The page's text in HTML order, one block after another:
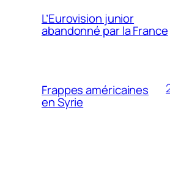
L’Eurovision junior
abandonné par la France
Frappes américaines
en Syrie